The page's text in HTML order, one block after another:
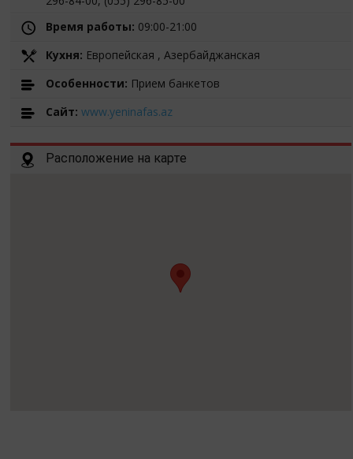
Время работы: 09:00-21:00
Кухня: Европейская , Азербайджанская
Особенности: Прием банкетов
Cайт: www.yeninafas.az
Расположение на карте